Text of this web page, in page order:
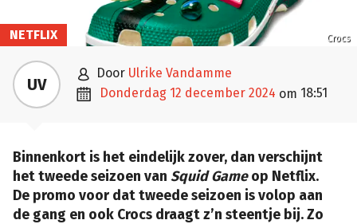
Crocs
NETFLIX
UV  door Ulrike Vandamme
 donderdag 12 december 2024 om 18:51
Binnenkort is het eindelijk zover, dan verschijnt
het tweede seizoen van Squid Gameop Netflix.
De promo voor dat tweede seizoen is volop aan
de gang en ook Crocs draagt z’n steentje bij. Zo